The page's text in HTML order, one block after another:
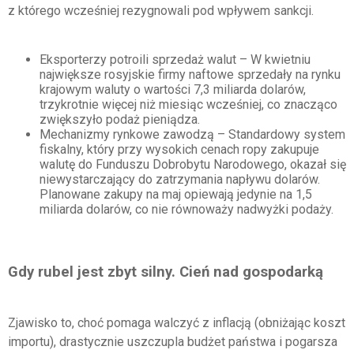
z którego wcześniej rezygnowali pod wpływem sankcji.
Eksporterzy potroili sprzedaż walut – W kwietniu
największe rosyjskie firmy naftowe sprzedały na rynku
krajowym waluty o wartości 7,3 miliarda dolarów,
trzykrotnie więcej niż miesiąc wcześniej, co znacząco
zwiększyło podaż pieniądza.
Mechanizmy rynkowe zawodzą – Standardowy system
fiskalny, który przy wysokich cenach ropy zakupuje
walutę do Funduszu Dobrobytu Narodowego, okazał się
niewystarczający do zatrzymania napływu dolarów.
Planowane zakupy na maj opiewają jedynie na 1,5
miliarda dolarów, co nie równoważy nadwyżki podaży.
Gdy rubel jest zbyt silny. Cień nad gospodarką
Zjawisko to, choć pomaga walczyć z inflacją (obniżając koszt
importu), drastycznie uszczupla budżet państwa i pogarsza